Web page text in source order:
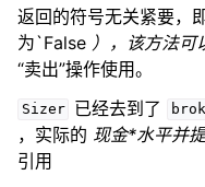
返回的符号无关紧要，
为`False ），该方法可
“卖出”操作使用。
Sizer 已经去到了
，实际的 现金*水平并
引用